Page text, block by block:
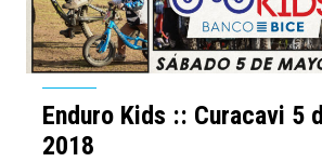
Enduro Kids :: Curacavi 5
2018